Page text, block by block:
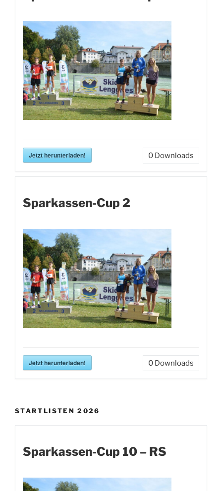
Jetzt herunterladen! 0 Downloads
Sparkassen-Cup 2
Jetzt herunterladen! 0 Downloads
STARTLISTEN 2026
Sparkassen-Cup 10 – RS